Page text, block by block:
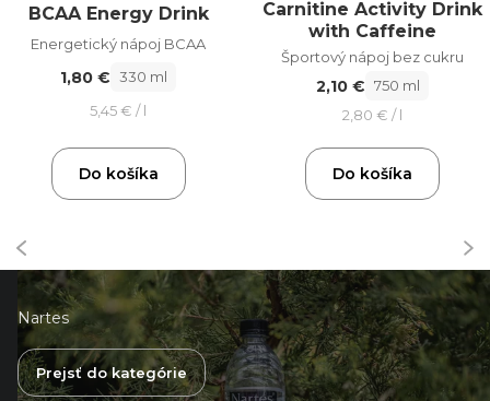
BCAA Energy Drink
Energetický nápoj BCAA
1,80 € 330 ml
5,45 € / l
Do košíka
Carnitine Activity Drink
with Caffeine
Športový nápoj bez cukru
2,10 € 750 ml
2,80 € / l
Do košíka
Nartes
Prejsť do kategórie